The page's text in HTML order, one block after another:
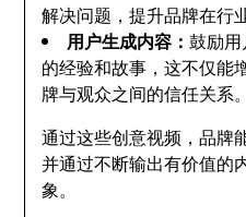
解决问题，提升品牌在行
用户生成内容：鼓励
的经验和故事，这不仅能
牌与观众之间的信任关系。
通过这些创意视频，品牌
并通过不断输出有价值的
象。